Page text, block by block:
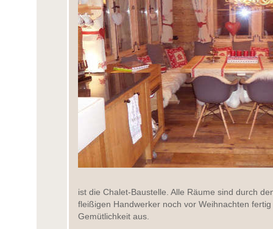
ist die Chalet-Baustelle. Alle Räume sind durch
fleißigen Handwerker noch vor Weihnachten
Gemütlichkeit aus.